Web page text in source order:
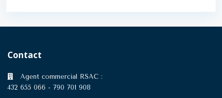
Contact
Agent commercial RSAC :
432 655 066 - 790 701 908